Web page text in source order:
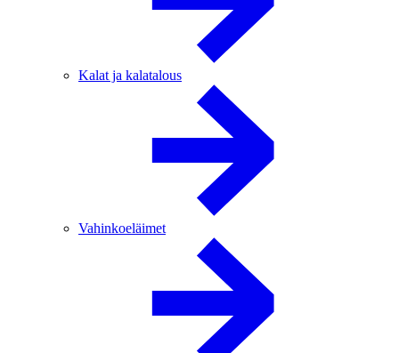
Kalat ja kalatalous
Vahinkoeläimet